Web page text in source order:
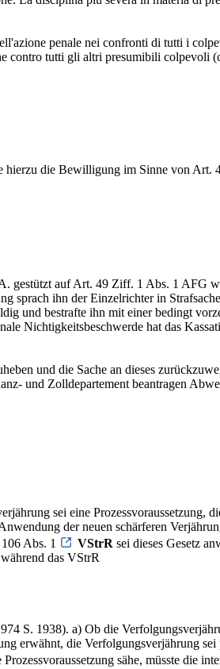
penale nei confronti di tutti i
contro tutti gli altri presumibili colpevoli
die Bewilligung im Sinne von Art.
auf Art. 49 Ziff. 1 Abs. 1 AFG
ihn der Einzelrichter in
bestrafte ihn mit einer bedingt
Nichtigkeitsbeschwerde hat das
und die Sache an dieses
und Zolldepartement beantragen
sei eine Prozessvoraussetzung,
der neuen schärferen
Abs. 1 VStrR sei dieses Gesetz
das VStrR
S. 1938). a) Ob die
erwähnt, die Verfolgungsverjährung
sähe, müsste die